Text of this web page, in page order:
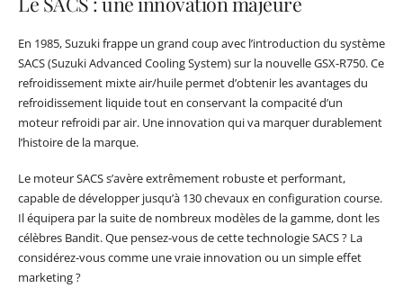
En 1985, Suzuki frappe un grand coup avec l’introduction du système
SACS (Suzuki Advanced Cooling System) sur la nouvelle GSX-R750. Ce
refroidissement mixte air/huile permet d’obtenir les avantages du
refroidissement liquide tout en conservant la compacité d’un
moteur refroidi par air. Une innovation qui va marquer durablement
l’histoire de la marque.
Le moteur SACS s’avère extrêmement robuste et performant,
capable de développer jusqu’à 130 chevaux en configuration course.
Il équipera par la suite de nombreux modèles de la gamme, dont les
célèbres Bandit. Que pensez-vous de cette technologie SACS ? La
considérez-vous comme une vraie innovation ou un simple effet
marketing ?